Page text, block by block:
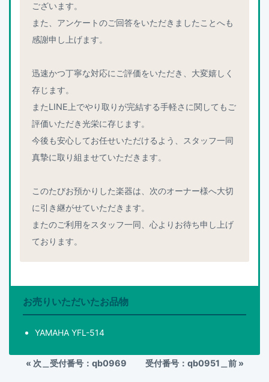
ございます。
また、アンケートのご回答をいただきましたことへも
感謝申し上げます。
迅速かつ丁寧な対応にご評価をいただき、大変嬉しく
存じます。
またLINE上でやり取りが完結する手軽さに関してもご
評価いただき光栄に存じます。
今後も安心してお任せいただけるよう、スタッフ一同
真摯に取り組ませていただきます。
このたびお預かりした楽器は、次のオーナー様へ大切
に引き継がせていただきます。
またのご利用をスタッフ一同、心よりお待ち申し上げ
ております。
お売りいただいたお品物
YAMAHA YFL-514
« 次＿受付番号：qb0969 受付番号：qb0951＿前»